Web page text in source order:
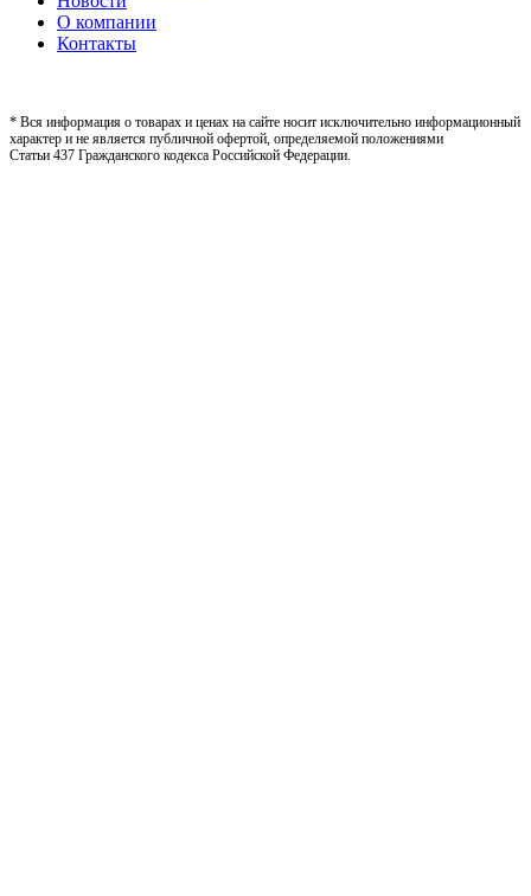
О компании
Контакты
* Вся информация о товарах и ценах на сайте носит исключительно информационный
характер и не является публичной офертой, определяемой положениями
Статьи 437 Гражданского кодекса Российской Федерации.